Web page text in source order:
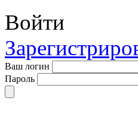
Войти
Ваш логин
Пароль